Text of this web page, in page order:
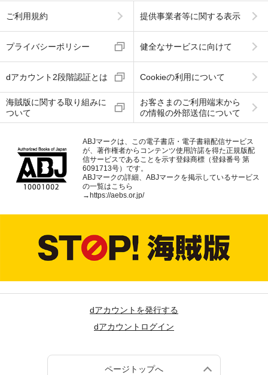
ご利用規約 提供事業者等に関する表示
プライバシーポリシー 健全なサービスに向けて
dアカウント2段階認証とは Cookieの利用について
海賊版に関する取り組みに
ついて
お客さまのご利用端末から
の情報の外部送信について
ABJマークは、この電子書店・電子書籍配信サービス
が、著作権者からコンテンツ使用許諾を得た正規版配
信サービスであることを示す登録商標（登録番号 第
6091713号）です。
ABJマークの詳細、ABJマークを掲示しているサービス
の一覧はこちら
→ https://aebs.or.jp/
dアカウントを発行する
dアカウントログイン
ページトップへ